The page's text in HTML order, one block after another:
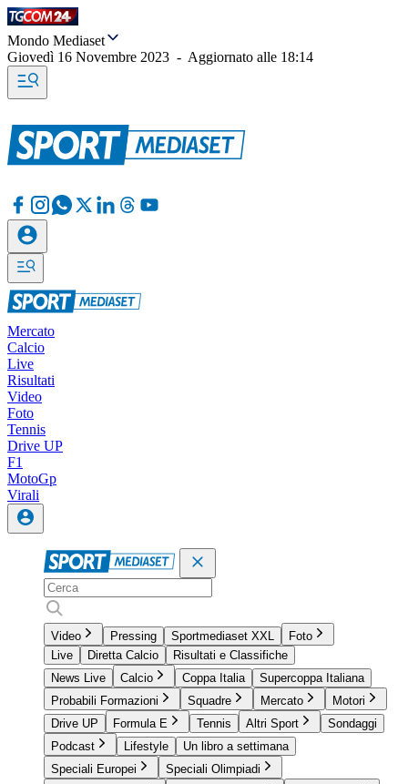
Mondo Mediaset
Giovedì 16 Novembre 2023 - Aggiornato alle 18:14
Mercato
Calcio
Live
Risultati
Video
Foto
Tennis
Drive UP
F1
MotoGp
Virali
Video Pressing Sportmediaset XXL
Foto
Live
Diretta Calcio
Risultati e Classifiche
News Live
Calcio Coppa Italia
Supercoppa Italiana
Probabili Formazioni
Squadre Mercato
Motori
Drive UP
Formula E Tennis Altri Sport
Sondaggi
Podcast
Lifestyle
Un libro a settimana
Speciali Europei
Speciali Olimpiadi